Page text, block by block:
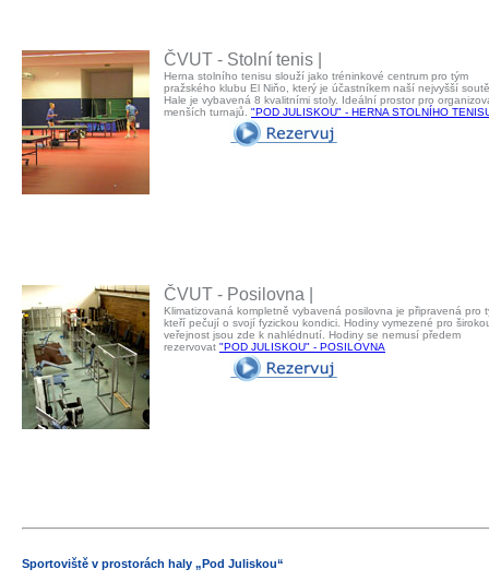
ČVUT - Stolní tenis |
Herna stolního tenisu slouží jako tréninkové centrum pro tým
pražského klubu El Niňo, který je účastníkem naší nejvyšší
Hale je vybavená 8 kvalitními stoly. Ideální prostor pro
menších turnajů. "POD JULISKOU" - HERNA STOLNÍHO
ČVUT - Posilovna |
Klimatizovaná kompletně vybavená posilovna je připravená pro
kteří pečují o svojí fyzickou kondici. Hodiny vymezené pro
veřejnost jsou zde k nahlédnutí. Hodiny se nemusí předem
rezervovat "POD JULISKOU" - POSILOVNA
Sportoviště v prostorách haly „Pod Juliskou“